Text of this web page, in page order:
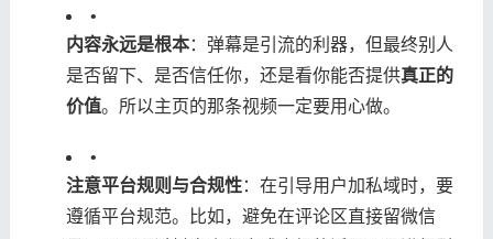
•
​内容永远是根本​​：弹幕是引流的利器，但最终别人
是否留下、是否信任你，还是看你能否提供​​真正的
价值​​。所以主页的那条视频一定要用心做。
•
​注意平台规则与合规性​​：在引导用户加私域时，要
遵循平台规范。比如，避免在评论区直接留微信